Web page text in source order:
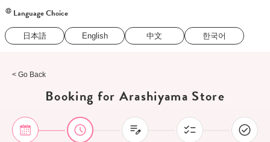
Language Choice
日本語 English 中文 한국어
< Go Back
Booking for Arashiyama Store